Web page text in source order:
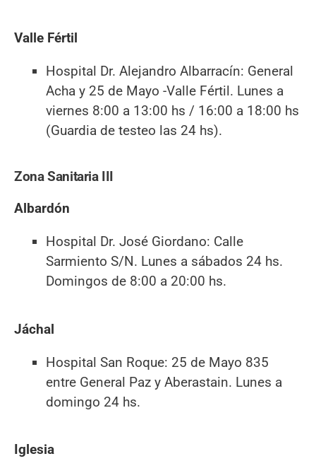
Valle Fértil
Hospital Dr. Alejandro Albarracín: General
Acha y 25 de Mayo -Valle Fértil. Lunes a
viernes 8:00 a 13:00 hs / 16:00 a 18:00 hs
(Guardia de testeo las 24 hs).
Zona Sanitaria III
Albardón
Hospital Dr. José Giordano: Calle
Sarmiento S/N. Lunes a sábados 24 hs.
Domingos de 8:00 a 20:00 hs.
Jáchal
Hospital San Roque: 25 de Mayo 835
entre General Paz y Aberastain. Lunes a
domingo 24 hs.
Iglesia